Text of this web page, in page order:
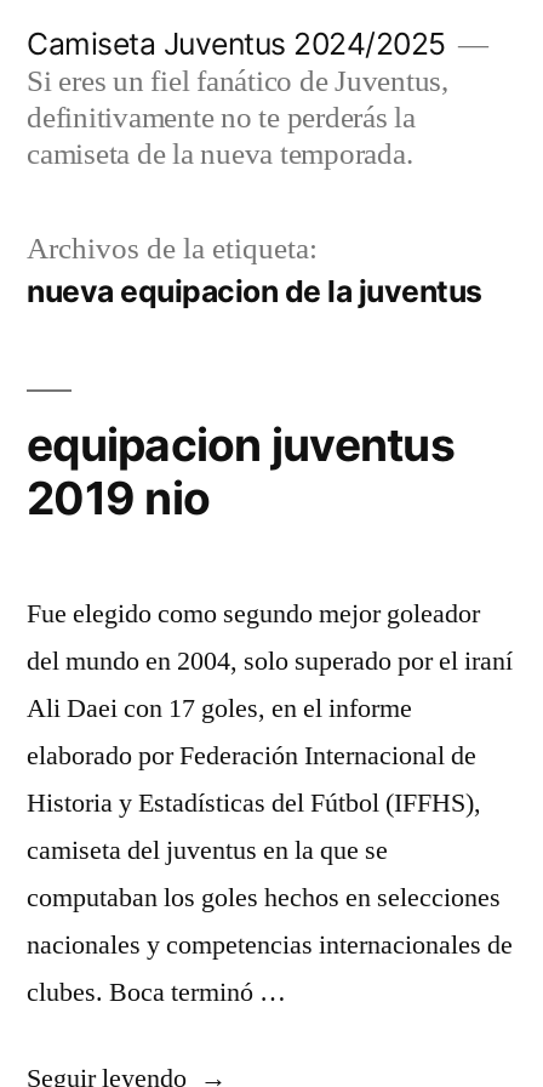
contenido
Camiseta Juventus 2024/2025
Si eres un fiel fanático de Juventus,
definitivamente no te perderás la
camiseta de la nueva temporada.
Archivos de la etiqueta:
nueva equipacion de la juventus
equipacion juventus
2019 nio
Fue elegido como segundo mejor goleador
del mundo en 2004, solo superado por el iraní
Ali Daei con 17 goles, en el informe
elaborado por Federación Internacional de
Historia y Estadísticas del Fútbol (IFFHS),
camiseta del juventus en la que se
computaban los goles hechos en selecciones
nacionales y competencias internacionales de
clubes. Boca terminó …
Seguir leyendo«equipacion